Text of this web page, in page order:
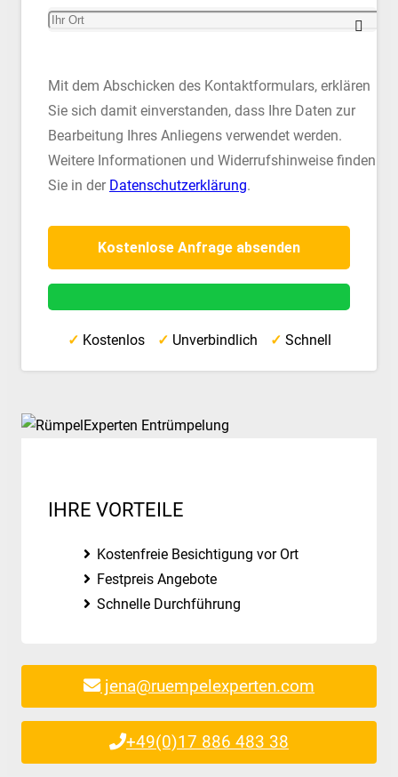
Mit dem Abschicken des Kontaktformulars, erklären
Sie sich damit einverstanden, dass Ihre Daten zur
Bearbeitung Ihres Anliegens verwendet werden.
Weitere Informationen und Widerrufshinweise finden
Sie in der Datenschutzerklärung.
✓ Kostenlos ✓ Unverbindlich ✓ Schnell
IHRE VORTEILE
Kostenfreie Besichtigung vor Ort
Festpreis Angebote
Schnelle Durchführung
jena@ruempelexperten.com
+49(0)17 886 483 38